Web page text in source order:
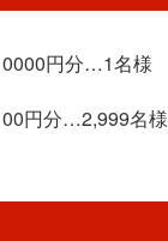
円分…1名様
円分…2,999名様